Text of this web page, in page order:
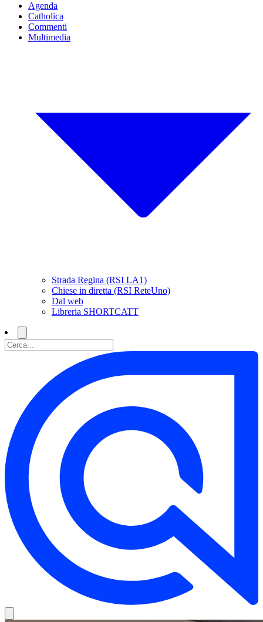
Agenda
Catholica
Commenti
Multimedia
Strada Regina (RSI LA1)
Chiese in diretta (RSI ReteUno)
Dal web
Libreria SHORTCATT